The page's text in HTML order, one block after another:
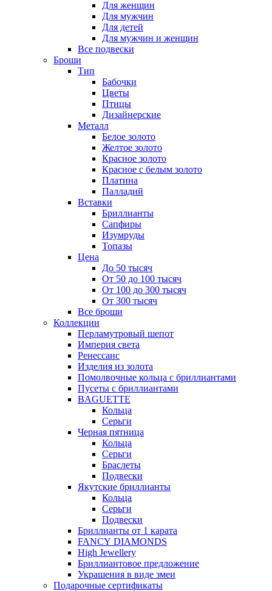
Для женщин
Для мужчин
Для детей
Для мужчин и женщин
Все подвески
Броши
Тип
Бабочки
Цветы
Птицы
Дизайнерские
Металл
Белое золото
Желтое золото
Красное золото
Красное с белым золото
Платина
Палладий
Вставки
Бриллианты
Сапфиры
Изумруды
Топазы
Цена
До 50 тысяч
От 50 до 100 тысяч
От 100 до 300 тысяч
От 300 тысяч
Все броши
Коллекции
Перламутровый шепот
Империя света
Ренессанс
Изделия из золота
Помолвочные кольца с бриллиантами
Пусеты с бриллиантами
BAGUETTE
Кольца
Серьги
Черная пятница
Кольца
Серьги
Браслеты
Подвески
Якутские бриллианты
Кольца
Серьги
Подвески
Бриллианты от 1 карата
FANCY DIAMONDS
High Jewellery
Бриллиантовое предложение
Украшения в виде змеи
Подарочные сертификаты